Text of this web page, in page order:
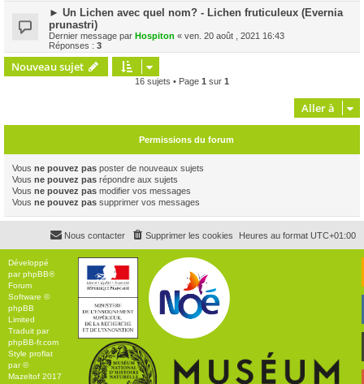
► Un Lichen avec quel nom? - Lichen fruticuleux (Evernia
prunastri)
Dernier message par Hospiton « ven. 20 août , 2021 16:43
Réponses : 3
Nouveau sujet
16 sujets • Page 1 sur 1
Aller à
Permissions du forum
Vous ne pouvez pas poster de nouveaux sujets
Vous ne pouvez pas répondre aux sujets
Vous ne pouvez pas modifier vos messages
Vous ne pouvez pas supprimer vos messages
Heures au format UTC+01:00
Supprimer les cookies
Nous contacter
Développé
parphpBB®
Forum
Software ©
phpBB
Limited
Traduit par
phpBB-fr.com
Style proflat
par ©
Mazeltof 2017